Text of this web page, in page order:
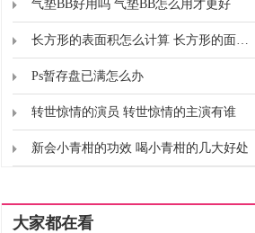
假日免收小型客车通行费实施方
案》规定，高速免费通行的时间
为春节、清明节、劳动节、国庆
气垫BB好用吗 气垫BB怎么用才更好
长方形的表面积怎么计算 长方形的面积怎么计算的
Ps暂存盘已满怎么办
转世惊情的演员 转世惊情的主演有谁
新会小青柑的功效 喝小青柑的几大好处
大家都在看